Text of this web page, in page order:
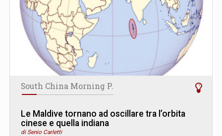
South China Morning P.
Le Maldive tornano ad oscillare tra l’orbita
cinese e quella indiana
di Senio Carletti